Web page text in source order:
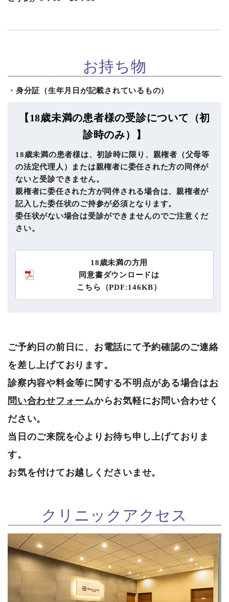
お持ち物
・身分証（生年月日が記載されているもの）
【18歳未満の患者様の受診について（初
診時のみ）】
18歳未満の患者様は、初診時に限り、親権者（父母等
の法定代理人）または親権者に委任された方の同伴が
ないと受診できません。
親権者に委任された方が同伴される場合は、親権者が
記入した委任状のご持参が必須となります。
委任状がない場合は受診ができませんのでご注意くだ
さい。
18歳未満の方用
同意書ダウンロードは
こちら（PDF:146KB）
ご予約日の前日に、お電話にて予約確認のご連絡
を差し上げております。
診察内容や料金等に関する不明点がある場合はお
問い合わせフォームからお気軽にお問い合わせく
ださい。
当日のご来院を心よりお待ち申し上げておりま
す。
お気を付けてお越しくださいませ。
クリニックアクセス